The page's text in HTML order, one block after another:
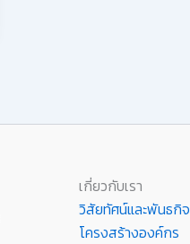
เกี่ยวกับเรา
วิสัยทัศน์และพันธกิจ
โครงสร้างองค์กร